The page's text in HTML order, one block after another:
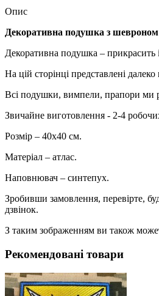
Опис
Декоративна подушка з
Декоративна подушка – прикрасить
На цій сторінці представлені
Всі подушки, вимпели, прапори ми
Звичайне виготовлення - 2-4
Розмір – 40х40 см.
Матеріал – атлас.
Наповнювач – синтепух.
Зробивши замовлення, перевірте,
дзвінок.
З таким зображенням ви також
Рекомендовані товари